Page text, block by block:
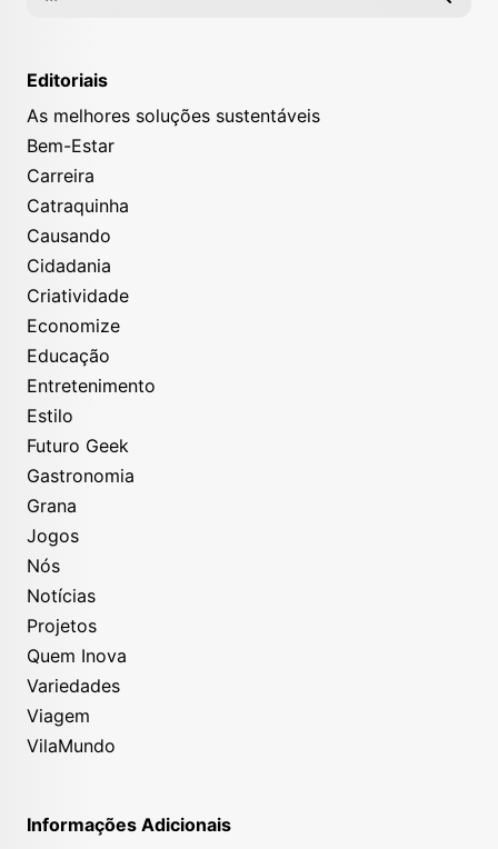
Editoriais
As melhores soluções sustentáveis
Bem-Estar
Carreira
Catraquinha
Causando
Cidadania
Criatividade
Economize
Educação
Entretenimento
Estilo
Futuro Geek
Gastronomia
Grana
Jogos
Nós
Notícias
Projetos
Quem Inova
Variedades
Viagem
VilaMundo
Informações Adicionais